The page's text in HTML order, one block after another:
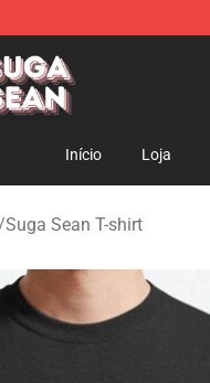
Merchandise Store
Início Loja
Suga Sean T-shirt